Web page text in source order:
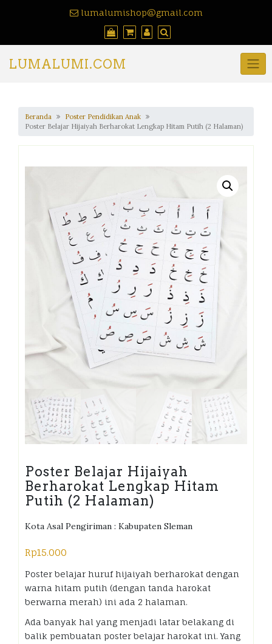
lumalumishop@gmail.com
LUMALUMI.COM
Beranda
Poster Pendidikan Anak
Poster Belajar Hijaiyah Berharokat Lengkap Hitam Putih (2 Halaman)
Poster Belajar Hijaiyah
Berharokat Lengkap Hitam
Putih (2 Halaman)
Kota Asal Pengiriman : Kabupaten Sleman
Rp15.000
Poster belajar huruf hijaiyah berharokat dengan
warna hitam putih (dengan tanda harokat
berwarna merah) ini ada 2 halaman.
Ada banyak hal yang menjadi latar belakang di
balik pembuatan poster belajar harokat ini. Yang